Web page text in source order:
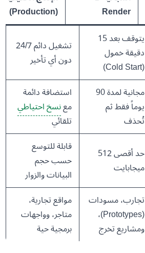
Render
يتوقف بعد 15
دقيقة خمول
(Cold Start)
تشغيل دائم 24/7
دون أي تأخير
مجانية لمدة 90
يوماً فقط ثم
تُحذف
استضافة دائمة
معنسخ احتياطي
تلقائي
حد أقصى 512
ميجابايت
قابلة للتوسع
حسب حجم
البيانات والزوار
تجارب، مسودات
(Prototypes)،
ومشاريع تخرج
مواقع تجارية،
متاجر، وواجهات
برمجية حية